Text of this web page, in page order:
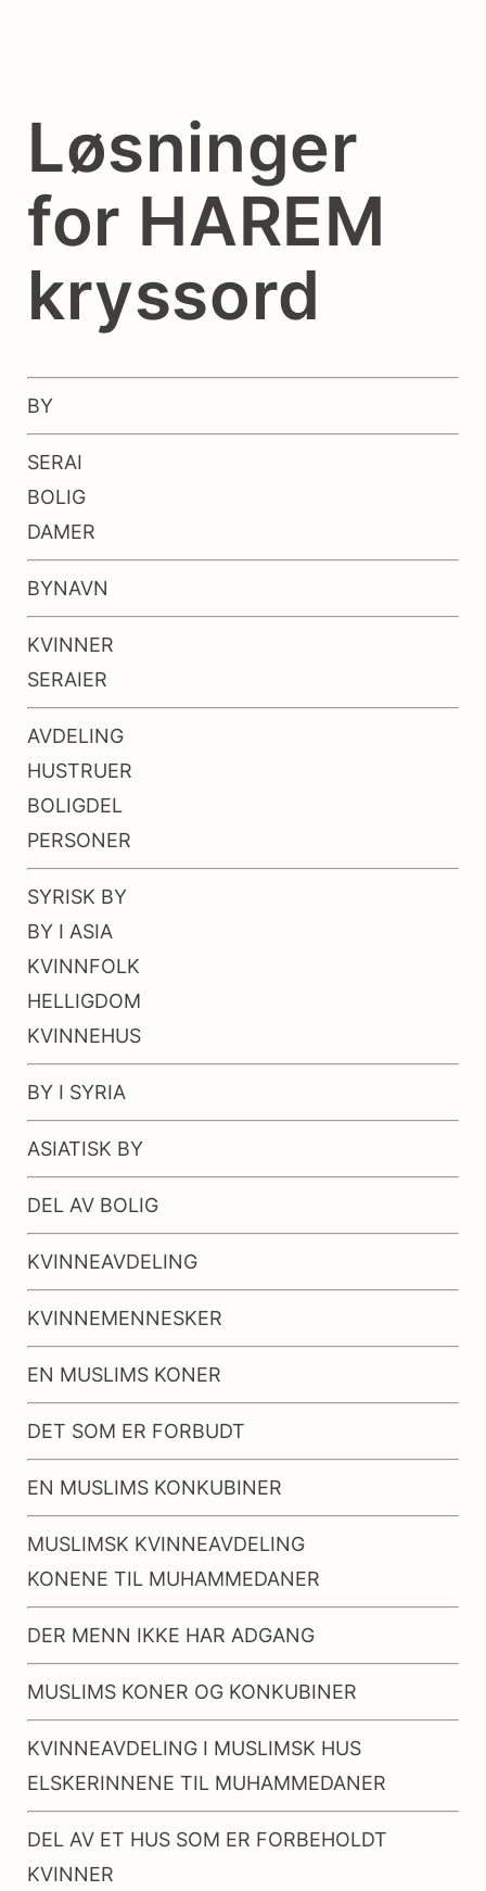
Løsninger
for HAREM
kryssord
BY
SERAI
BOLIG
DAMER
BYNAVN
KVINNER
SERAIER
AVDELING
HUSTRUER
BOLIGDEL
PERSONER
SYRISK BY
BY I ASIA
KVINNFOLK
HELLIGDOM
KVINNEHUS
BY I SYRIA
ASIATISK BY
DEL AV BOLIG
KVINNEAVDELING
KVINNEMENNESKER
EN MUSLIMS KONER
DET SOM ER FORBUDT
EN MUSLIMS KONKUBINER
MUSLIMSK KVINNEAVDELING
KONENE TIL MUHAMMEDANER
DER MENN IKKE HAR ADGANG
MUSLIMS KONER OG KONKUBINER
KVINNEAVDELING I MUSLIMSK HUS
ELSKERINNENE TIL MUHAMMEDANER
DEL AV ET HUS SOM ER FORBEHOLDT
KVINNER